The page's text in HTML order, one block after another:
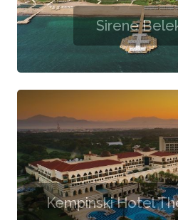
Sirene
Kempinski Hotel